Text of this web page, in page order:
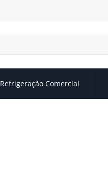
Refrigeração Comercial